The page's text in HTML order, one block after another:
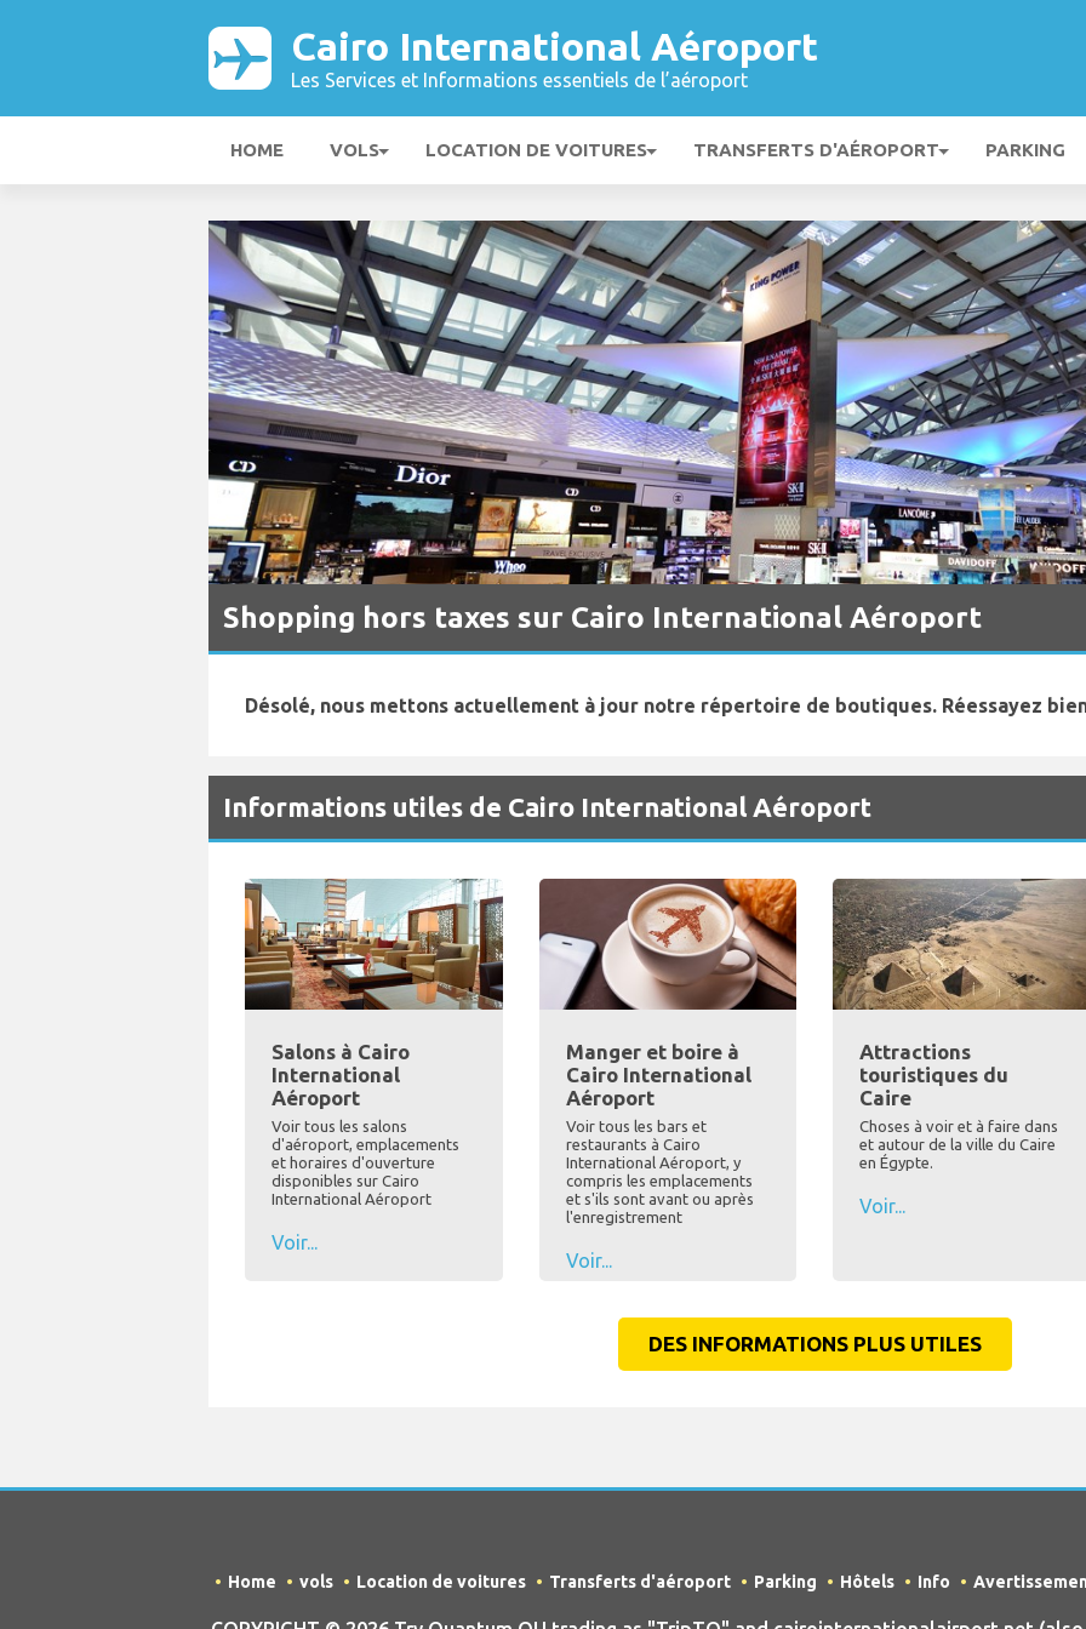
Cairo International Aéroport
Les Services et Informations essentiels de l’aéroport
HOME VOLS LOCATION DE VOITURES TRANSFERTS D'AÉROPORT PARKING
Shopping hors taxes sur Cairo International Aéroport
Désolé, nous mettons actuellement à jour notre répertoire de boutiques. Réessayez
Informations utiles de Cairo International Aéroport
Salons à Cairo
International
Aéroport
Voir tous les salons
d'aéroport, emplacements
et horaires d'ouverture
disponibles sur Cairo
International Aéroport
Voir...
Manger et boire à
Cairo International
Aéroport
Voir tous les bars et
restaurants à Cairo
International Aéroport, y
compris les emplacements
et s'ils sont avant ou après
l'enregistrement
Voir...
Attractions
touristiques du
Caire
Choses à voir et à faire dans
et autour de la ville du Caire
en Égypte.
Voir...
DES INFORMATIONS PLUS UTILES
Home vols Location de voitures Transferts d'aéroport Parking Hôtels Info